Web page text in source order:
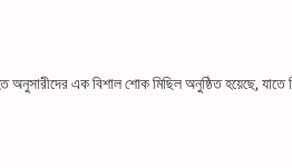
এক বিশাল শোক মিছিল অনুষ্ঠিত হয়েছে, যাতে